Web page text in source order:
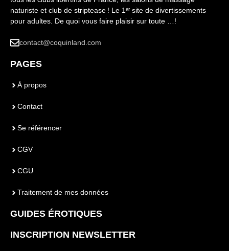
naturiste et club de striptease ! Le 1ᵉʳ site de divertissements
pour adultes. De quoi vous faire plaisir sur toute …!
contact@coquinland.com
PAGES
À propos
Contact
Se référencer
CGV
CGU
Traitement de mes données
GUIDES ÉROTIQUES
INSCRIPTION NEWSLETTER